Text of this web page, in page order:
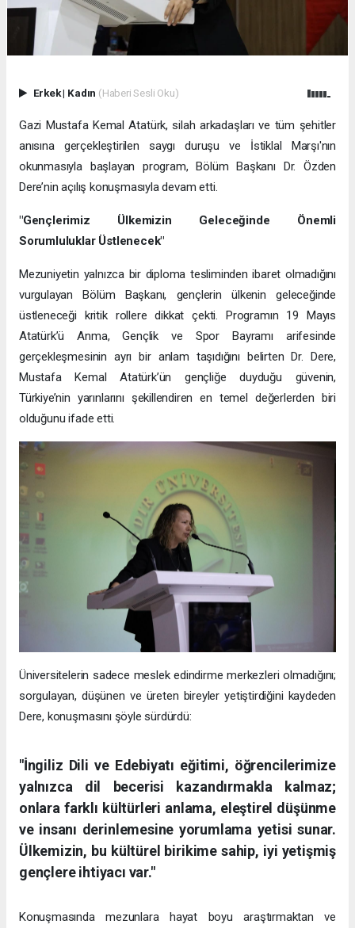
Erkek| Kadın (Haberi Sesli Oku)
Gazi Mustafa Kemal Atatürk, silah arkadaşları ve tüm şehitler
anısına gerçekleştirilen saygı duruşu ve İstiklal Marşı'nın
okunmasıyla başlayan program, Bölüm Başkanı Dr. Özden
Dere’nin açılış konuşmasıyla devam etti.
"Gençlerimiz Ülkemizin Geleceğinde Önemli
Sorumluluklar Üstlenecek"
Mezuniyetin yalnızca bir diploma tesliminden ibaret olmadığını
vurgulayan Bölüm Başkanı, gençlerin ülkenin geleceğinde
üstleneceği kritik rollere dikkat çekti. Programın 19 Mayıs
Atatürk’ü Anma, Gençlik ve Spor Bayramı arifesinde
gerçekleşmesinin ayrı bir anlam taşıdığını belirten Dr. Dere,
Mustafa Kemal Atatürk’ün gençliğe duyduğu güvenin,
Türkiye’nin yarınlarını şekillendiren en temel değerlerden biri
olduğunu ifade etti.
Üniversitelerin sadece meslek edindirme merkezleri olmadığını;
sorgulayan, düşünen ve üreten bireyler yetiştirdiğini kaydeden
Dere, konuşmasını şöyle sürdürdü:
"İngiliz Dili ve Edebiyatı eğitimi, öğrencilerimize
yalnızca dil becerisi kazandırmakla kalmaz;
onlara farklı kültürleri anlama, eleştirel düşünme
ve insanı derinlemesine yorumlama yetisi sunar.
Ülkemizin, bu kültürel birikime sahip, iyi yetişmiş
gençlere ihtiyacı var."
Konuşmasında mezunlara hayat boyu araştırmaktan ve